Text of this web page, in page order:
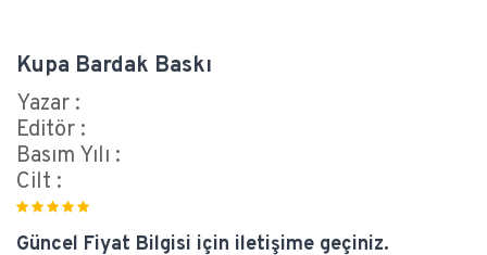
Kupa Bardak Baskı
Yazar :
Editör :
Basım Yılı :
Cilt :
Güncel Fiyat Bilgisi için iletişime geçiniz.